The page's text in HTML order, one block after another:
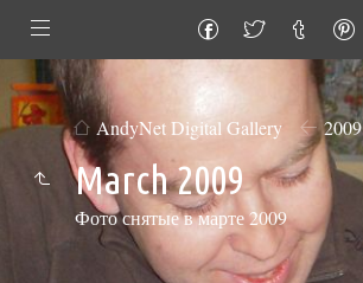
AndyNet Digital Gallery 2009
March 2009
Фото снятые в марте 2009